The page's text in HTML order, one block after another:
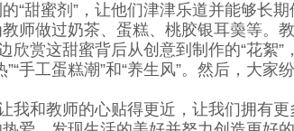
“甜蜜剂”，让他们津津乐道并能够长期
做过奶茶、蛋糕、桃胶银耳羮等。
欣赏这甜蜜背后从创意到制作的“花絮”
手工蛋糕潮”和“养生风”。然后，大家
和教师的心贴得更近，让我们拥有更